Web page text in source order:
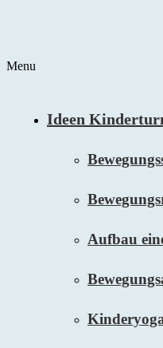
Menu
Ideen
Aufbau